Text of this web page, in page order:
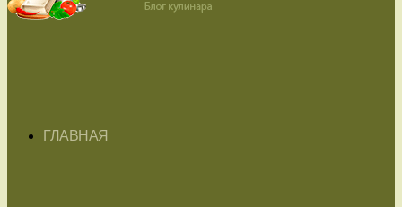
ГЛАВНАЯ